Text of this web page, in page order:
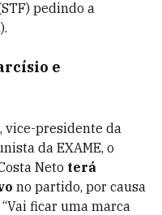
pedindo a
e
vice-presidente da
da EXAME, o
Neto terá
no partido, por causa
ficar uma marca